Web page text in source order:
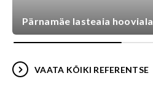
Pärnamäe lasteaia hooviala
VAATA KÕIKI REFERENTSE